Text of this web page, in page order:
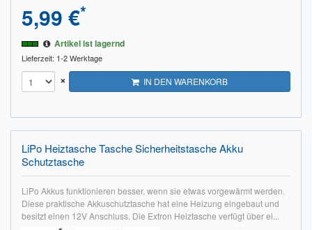
Widerrufsformular
AGB und Kundeninformationen
Hinweise zur Batterieentsorgung
Geschäftszeiten
Impressum
FAQ
5,99 €*
Artikel ist lagernd
Lieferzeit: 1-2 Werktage
× IN DEN WARENKORB
LiPo Heiztasche Tasche Sicherheitstasche Akku
Schutztasche
LiPo Akkus funktionieren besser, wenn sie etwas vorgewärmt werden.
Diese praktische Akkuschutztasche hat eine Heizung eingebaut und
besitzt einen 12V Anschluss. Die Extron Heiztasche verfügt über ei...